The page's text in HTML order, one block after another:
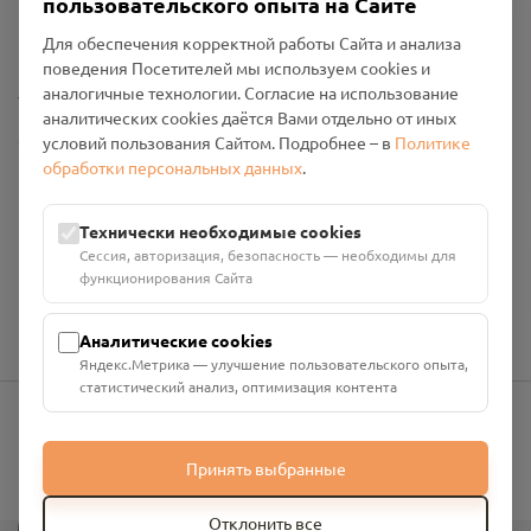
Политика конфиденциальности
Промо-материалы
Настройки cookies
Общество с ограниченной ответственностью «Смоленский
Проект Помним»
Юридический адрес: 216790, Смоленская область, р-н
Руднянский, г. Рудня, улица Западная, д. 26А, пом. 18
Номер счёта: 40702810901130004287 в АО "АЛЬФА-БАНК"
Кор. счёт: 30101810200000000593
info@pomnim.online
Для обеспечения корректной работы Сайта и анализа
поведения Посетителей мы используем cookies и
аналогичные технологии. Согласие на использование
аналитических cookies даётся Вами отдельно от иных
условий пользования Сайтом. Подробнее – в Политике
обработки персональных данных.
Технически необходимые cookies
Сессия, авторизация, безопасность — необходимы для
функционирования Сайта
Аналитические cookies
Яндекс.Метрика — улучшение пользовательского опыта,
статистический анализ, оптимизация контента
Принять выбранные
Отклонить все